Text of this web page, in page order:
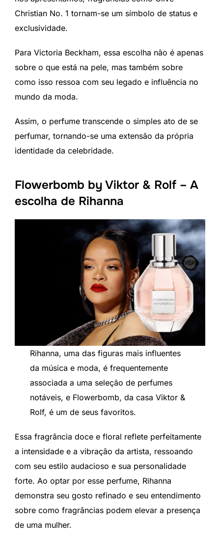
Christian No. 1 tornam-se um símbolo de status e
exclusividade.
Para Victoria Beckham, essa escolha não é apenas
sobre o que está na pele, mas também sobre
como isso ressoa com seu legado e influência no
mundo da moda.
Assim, o perfume transcende o simples ato de se
perfumar, tornando-se uma extensão da própria
identidade da celebridade.
Flowerbomb by Viktor & Rolf – A
escolha de Rihanna
Rihanna, uma das figuras mais influentes
da música e moda, é frequentemente
associada a uma seleção de perfumes
notáveis, e Flowerbomb, da casa Viktor &
Rolf, é um de seus favoritos.
Essa fragrância doce e floral reflete perfeitamente
a intensidade e a vibração da artista, ressoando
com seu estilo audacioso e sua personalidade
forte. Ao optar por esse perfume, Rihanna
demonstra seu gosto refinado e seu entendimento
sobre como fragrâncias podem elevar a presença
de uma mulher.